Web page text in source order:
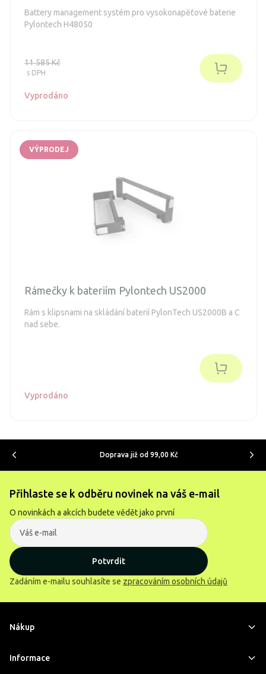
Battery management systém pro vysokonapěťové baterie
Pylontech H48050
11 585 Kč
s DPH
Vyprodáno
VÝPRODEJ
Rámečky k bateriím Pylontech US2000
Rám s klipsnami na skládání baterií PylonTech US2000B a C
nad sebe.
Vyprodáno
Doprava již od 99,00 Kč
Přihlaste se k odběru novinek na váš e-mail
O novinkách a akcích budete vědět jako první
Potvrdit
Zadáním e-mailu souhlasíte se zpracováním osobních údajů
Nákup
Informace